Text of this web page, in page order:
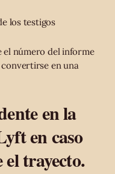
los testigos
el número del informe
en una
en la
en caso
el trayecto.